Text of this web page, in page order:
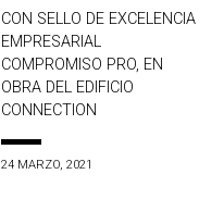
CON SELLO DE EXCELENCIA
EMPRESARIAL
COMPROMISO PRO, EN
OBRA DEL EDIFICIO
CONNECTION
24 MARZO, 2021